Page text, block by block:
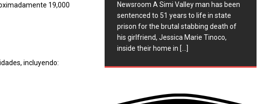
19,000
incluyendo:
Newsroom ​A Simi Valley man has been
sentenced to 51 years to life in state
prison for the brutal stabbing death of
his girlfriend, Jessica Marie Tinoco,
inside their home in [...]